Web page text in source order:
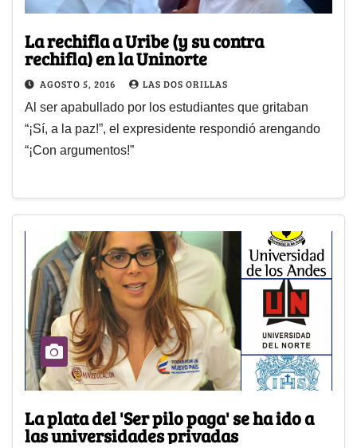
La rechifla a Uribe (y su contra
rechifla) en la Uninorte
AGOSTO 5, 2016 LAS DOS ORILLAS
Al ser apabullado por los estudiantes que gritaban
“¡Sí, a la paz!”, el expresidente respondió arengando
“¡Con argumentos!”
La plata del 'Ser pilo paga' se ha ido a
las universidades privadas